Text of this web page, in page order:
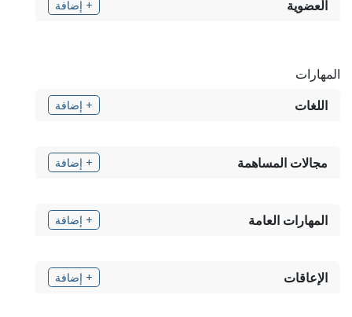
العضوية + إضافة
المهارات
اللغات
+ إضافة
مجالات المساهمة + إضافة
المهارات العامة + إضافة
الإعاقات + إضافة